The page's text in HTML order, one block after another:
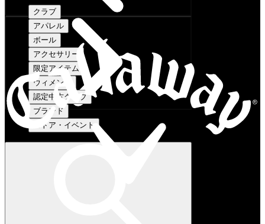
クラブ
アパレル
ボール
アクセサリー
限定アイテム
ウィメンズ
認定中古クラブ
ブランド
ストア・イベント